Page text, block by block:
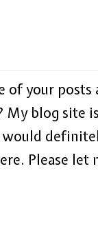
of your posts
My blog site
would
Please